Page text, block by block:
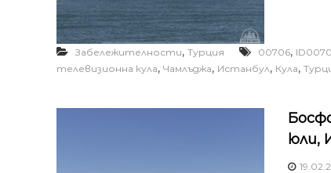
Забележителности, Турция 00706,
телевизионна кула, Чамлъджа, Истанбул, Кула,
юли,